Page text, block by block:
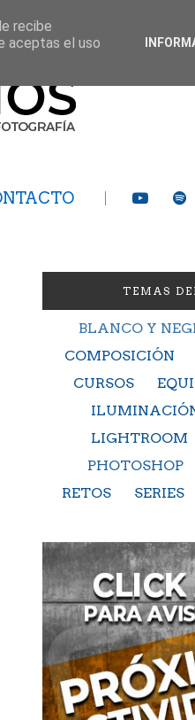
TEMAS
BLANCO Y
COMPOSICIÓN
CURSOS
LIGHTROOM
PHOTOSHOP
RETOS
SERIES
recibe
aceptas el uso